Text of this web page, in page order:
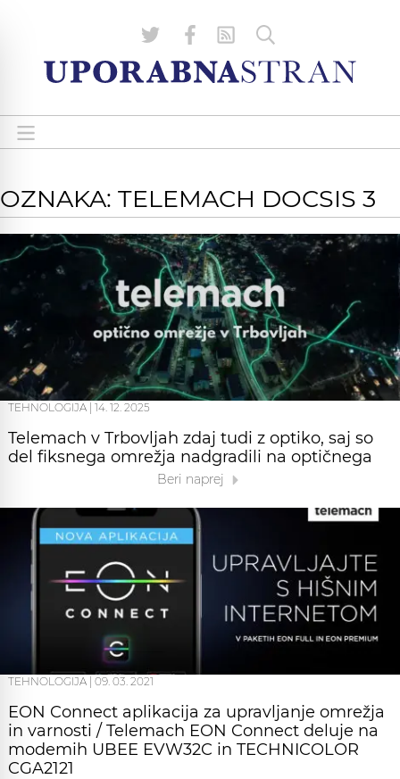
OZNAKA: TELEMACH DOCSIS 3
TEHNOLOGIJA 14. 12. 2025
Telemach v Trbovljah zdaj tudi z optiko, saj so
del fiksnega omrežja nadgradili na optičnega
Beri naprej
TEHNOLOGIJA 09. 03. 2021
EON Connect aplikacija za upravljanje omrežja
in varnosti / Telemach EON Connect deluje na
modemih UBEE EVW32C in TECHNICOLOR
CGA2121